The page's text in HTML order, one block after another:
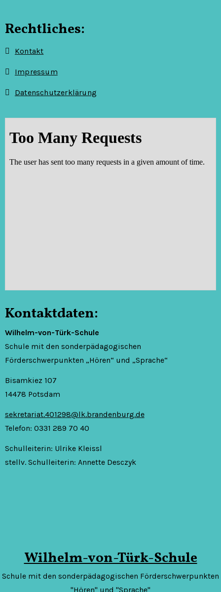
Rechtliches:
Kontakt
Impressum
Datenschutzerklärung
Kontaktdaten:
Wilhelm-von-Türk-Schule
Schule mit den sonderpädagogischen
Förderschwerpunkten „Hören“ und „Sprache“
Bisamkiez 107
14478 Potsdam
sekretariat.401298@lk.brandenburg.de
Telefon: 0331 289 70 40
Schulleiterin: Ulrike Kleissl
stellv. Schulleiterin: Annette Desczyk
Wilhelm-von-Türk-Schule
Schule mit den sonderpädagogischen Förderschwerpunkten
"Hören" und "Sprache"